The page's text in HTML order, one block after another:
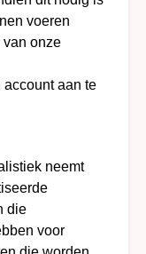
voeren
van onze
aan te
neemt
die
voor